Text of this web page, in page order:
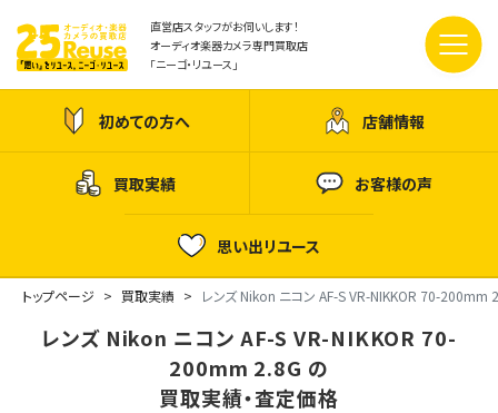
直営店スタッフがお伺いします！
オーディオ楽器カメラ専門買取店
「ニーゴ・リユース」
初めての方へ 店舗情報
買取実績 お客様の声
思い出リユース
トップページ 買取実績 レンズ Nikon ニコン AF-S VR-NIKKOR 70-200mm
レンズ Nikon ニコン AF-S VR-NIKKOR 70-
200mm 2.8G の
買取実績・査定価格